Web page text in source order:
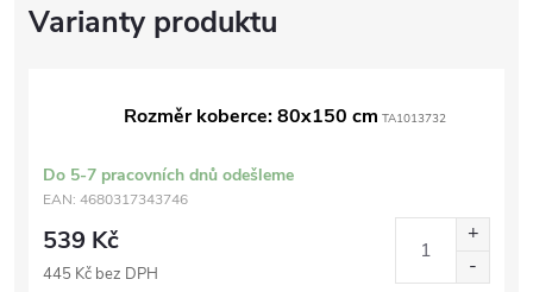
Rozměr koberce: 80x150 cm TA1013732
Do 5-7 pracovních dnů odešleme
EAN: 4680317343746
539 Kč
445 Kč bez DPH